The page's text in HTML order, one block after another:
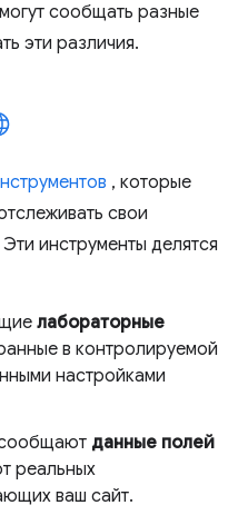
сообщать разные
эти различия.
, которые
свои
Эти инструменты делятся
лабораторные
в контролируемой
настройками
данные полей
реальных
ваш сайт.